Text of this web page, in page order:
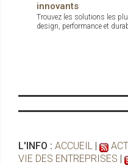
innovants
Trouvez les solutions les
design, performance et
L'INFO : ACCUEIL
VIE DES ENTREPRISES